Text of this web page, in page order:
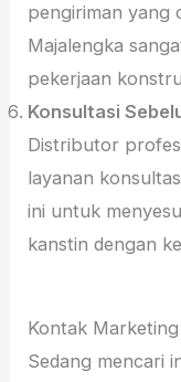
pengiriman yang
Majalengka
pekerjaan
Konsultasi
Distributor
layanan
ini untuk
kanstin dengan
Kontak Marketing
Sedang mencari